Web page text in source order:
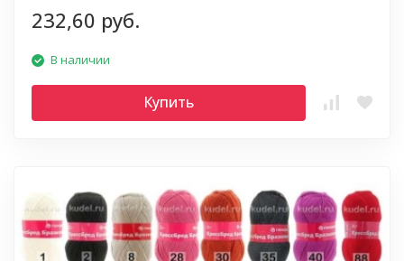
232,60 руб.
В наличии
Купить